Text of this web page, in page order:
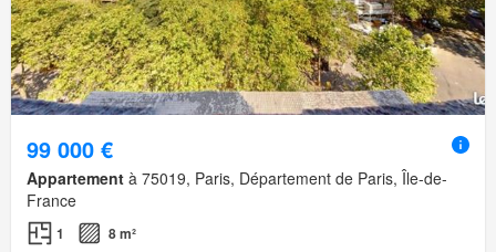
99 000 €
Appartement à 75019, Paris, Département de Paris, Île-de-
France
1
8 m²